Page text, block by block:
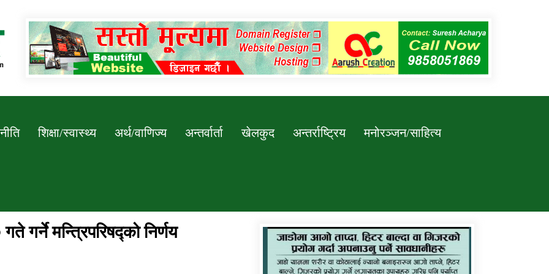
Newssarokar
शिक्षा/स्वास्थ्य अर्थ/वाणिज्य अन्तर्वार्ता खेलकुद अन्तर्राष्ट्रिय मनोरञ्जन/साहित्य
कर्णाली प्रविधि शिक्षालय जुम्लाको सुचना
गर्ने मन्त्रिपरिषद्को निर्णय